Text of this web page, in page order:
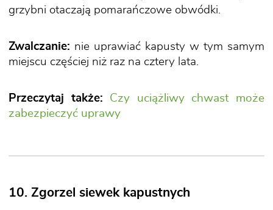
grzybni otaczają pomarańczowe obwódki.
Zwalczanie: nie uprawiać kapusty w tym samym
miejscu częściej niż raz na cztery lata.
Przeczytaj także:
Czy uciążliwy chwast może
zabezpieczyć uprawy
10. Zgorzel siewek kapustnych